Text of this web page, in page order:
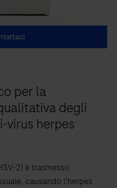
per la
degli
virus herpes
2) è trasmesso
causando l’herpes